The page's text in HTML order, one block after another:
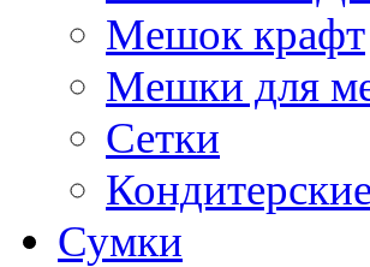
Мешок крафт
Мешки для
Сетки
Сумки